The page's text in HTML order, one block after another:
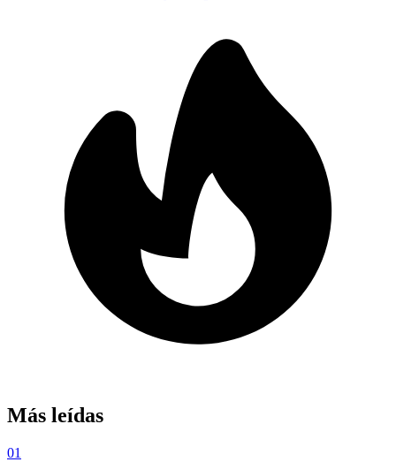
Más leídas
01